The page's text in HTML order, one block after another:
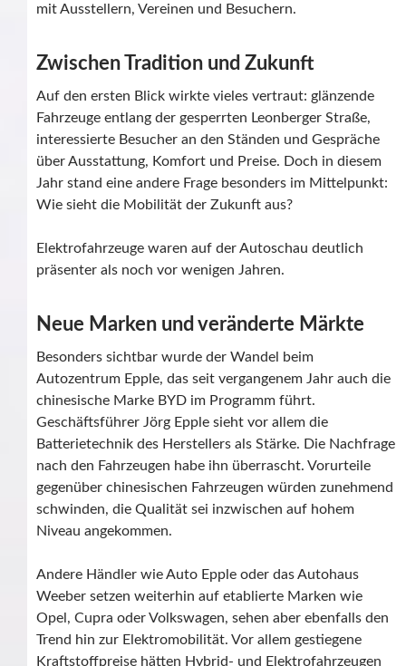
mit Ausstellern, Vereinen und Besuchern.
Zwischen Tradition und Zukunft
Auf den ersten Blick wirkte vieles vertraut: glänzende
Fahrzeuge entlang der gesperrten Leonberger Straße,
interessierte Besucher an den Ständen und Gespräche
über Ausstattung, Komfort und Preise. Doch in diesem
Jahr stand eine andere Frage besonders im Mittelpunkt:
Wie sieht die Mobilität der Zukunft aus?
Elektrofahrzeuge waren auf der Autoschau deutlich
präsenter als noch vor wenigen Jahren.
Neue Marken und veränderte Märkte
Besonders sichtbar wurde der Wandel beim
Autozentrum Epple, das seit vergangenem Jahr auch die
chinesische Marke BYD im Programm führt.
Geschäftsführer Jörg Epple sieht vor allem die
Batterietechnik des Herstellers als Stärke. Die Nachfrage
nach den Fahrzeugen habe ihn überrascht. Vorurteile
gegenüber chinesischen Fahrzeugen würden zunehmend
schwinden, die Qualität sei inzwischen auf hohem
Niveau angekommen.
Andere Händler wie Auto Epple oder das Autohaus
Weeber setzen weiterhin auf etablierte Marken wie
Opel, Cupra oder Volkswagen, sehen aber ebenfalls den
Trend hin zur Elektromobilität. Vor allem gestiegene
Kraftstoffpreise hätten Hybrid- und Elektrofahrzeugen